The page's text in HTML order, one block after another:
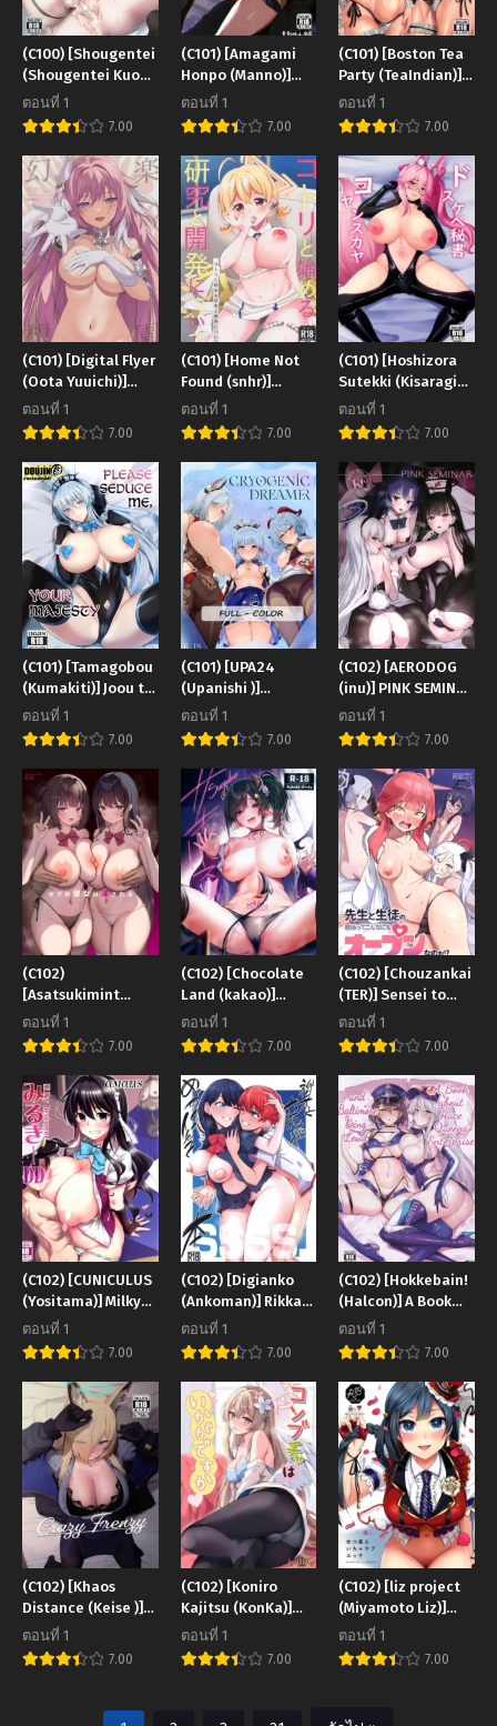
(C100) [Shougentei
(Shougentei Kuon)]
MaryColo (Kantai
Collection -
KanColle-)
ตอนที่ 1
7.00
(C101) [Amagami
Honpo (Manno)]
Iribitari Gal ni
Manko
Tsukawasete
Morau Hanashi The
Gyaru I Hang Out
with Lets Me Use
Her Pussy
ตอนที่ 1
7.00
(C101) [Boston Tea
Party (TeaIndian)]
Tanoshii! Yousei
Apart (FateGrand
Order)
ตอนที่ 1
7.00
(C101) [Digital Flyer
(Oota Yuuichi)]
Rakuen Gensou –
Eden Fantasia
(Honkai Impact
3rd) [English]
ตอนที่ 1
7.00
(C101) [Home Not
Found (snhr)]
Kotori to Hajimeru
Kenkyuu to
Kaihatsu ni Tsuite
(Blue Archive)
ตอนที่ 1
7.00
(C101) [Hoshizora
Sutekki (Kisaragi
Nana)] Dosukebe
Hisho Koyanskaya
THE Perverted
Secretary
Koyanskaya (Fate
Grand Order)
ตอนที่ 1
7.00
(C101) [Tamagobou
(Kumakiti)] Joou to
Toroketai _ Please
Seduce Me, Your
Majesty (Fate-
Grand Order)
ตอนที่ 1
7.00
(C101) [UPA24
(Upanishi )]
CRYOGENIC
DREAMER (Genshin
Impact)
ตอนที่ 1
7.00
(C102) [AERODOG
(inu)] PINK SEMINAR
(Blue Archive)
ตอนที่ 1
7.00
(C102)
[Asatsukimint
(Mintice)] Boku no
Kanojo wa
Midasareru Omake
ตอนที่ 1
7.00
(C102) [Chocolate
Land (kakao)]
Succubus wakaba
ตอนที่ 1
7.00
(C102) [Chouzankai
(TER)] Sensei to
Seito no Kankei tte
Konna ni mo Open
nanoo Are
Teacher-Student
Relationships This
Open (Blue
Archive)
ตอนที่ 1
7.00
(C102) [CUNICULUS
(Yositama)] Milky
DD ~Naganami-
sama to Boku~
(Kantai Collection
-KanColle-)
ตอนที่ 1
7.00
(C102) [Digianko
(Ankoman)] Rikka-
chan ga Yuuta to
Icha Love Ecchi
Shimakuru Hon
(SSSS GRIDMAN)
ตอนที่ 1
7.00
(C102) [Hokkebain!
(Halcon)] A Book
about Race
Queens Enterprise
and Baltimore
being Lewd (Azur
Lane)
ตอนที่ 1
7.00
(C102) [Khaos
Distance (Keise )]
Crazy Frenzy (Blue
Archive)
ตอนที่ 1
7.00
(C102) [Koniro
Kajitsu (KonKa)]
Konbucha wa Ikaga
desu ka How About
a Kombucha (Blue
ตอนที่ 1
7.00
(C102) [liz project
(Miyamoto Liz)]
Setsuna to Icha
Love Ecchi (Love
Live! Nijigasaki
ตอนที่ 1
7.00